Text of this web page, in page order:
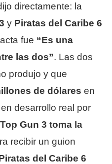
directamente: la
y Piratas del Caribe 6
fue “Es una
las dos”. Las dos
produjo y que
de dólares en
desarrollo real por
Top Gun 3 toma la
recibir un guion
del Caribe 6